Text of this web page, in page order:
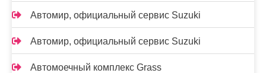
Автомир, официальный сервис Suzuki
Автомир, официальный сервис Suzuki
Автомоечный комплекс Grass